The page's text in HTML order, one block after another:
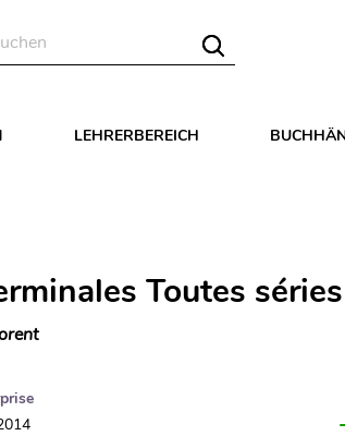
LEHRERBEREICH
Toutes séries